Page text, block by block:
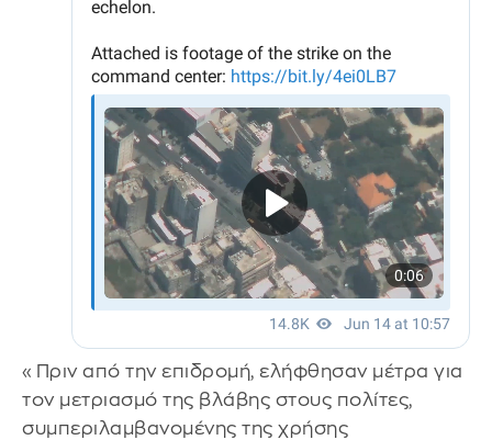
«Πριν από την επιδρομή, ελήφθησαν μέτρα για
τον μετριασμό της βλάβης στους πολίτες,
συμπεριλαμβανομένης της χρήσης